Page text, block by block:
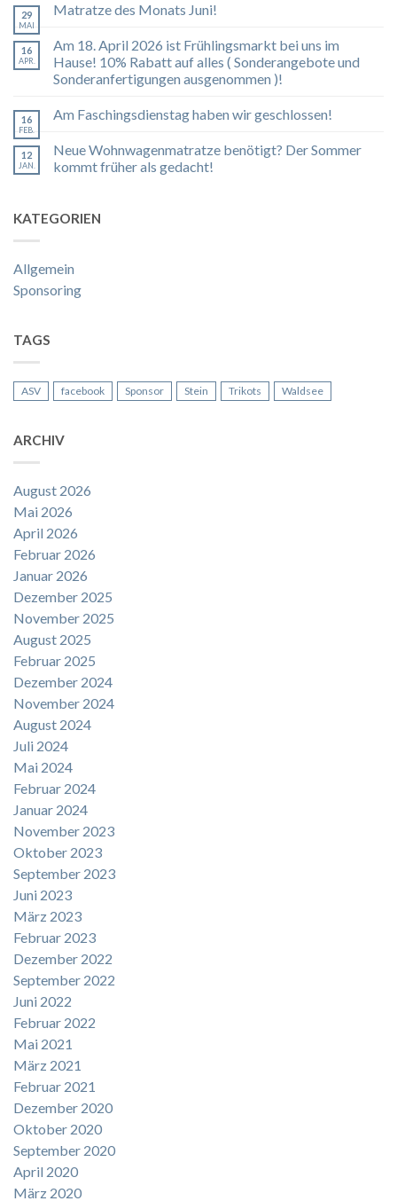
29
MAI
Matratze des Monats Juni!
16
APR.
Am 18. April 2026 ist Frühlingsmarkt bei uns im
Hause! 10% Rabatt auf alles ( Sonderangebote und
Sonderanfertigungen ausgenommen )!
16
FEB.
Am Faschingsdienstag haben wir geschlossen!
12
JAN.
Neue Wohnwagenmatratze benötigt? Der Sommer
kommt früher als gedacht!
KATEGORIEN
Allgemein
Sponsoring
TAGS
ASV facebook Sponsor Stein Trikots Waldsee
ARCHIV
August 2026
Mai 2026
April 2026
Februar 2026
Januar 2026
Dezember 2025
November 2025
August 2025
Februar 2025
Dezember 2024
November 2024
August 2024
Juli 2024
Mai 2024
Februar 2024
Januar 2024
November 2023
Oktober 2023
September 2023
Juni 2023
März 2023
Februar 2023
Dezember 2022
September 2022
Juni 2022
Februar 2022
Mai 2021
März 2021
Februar 2021
Dezember 2020
Oktober 2020
September 2020
April 2020
März 2020